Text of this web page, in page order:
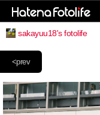
sakayuu18's fotolife
<prev